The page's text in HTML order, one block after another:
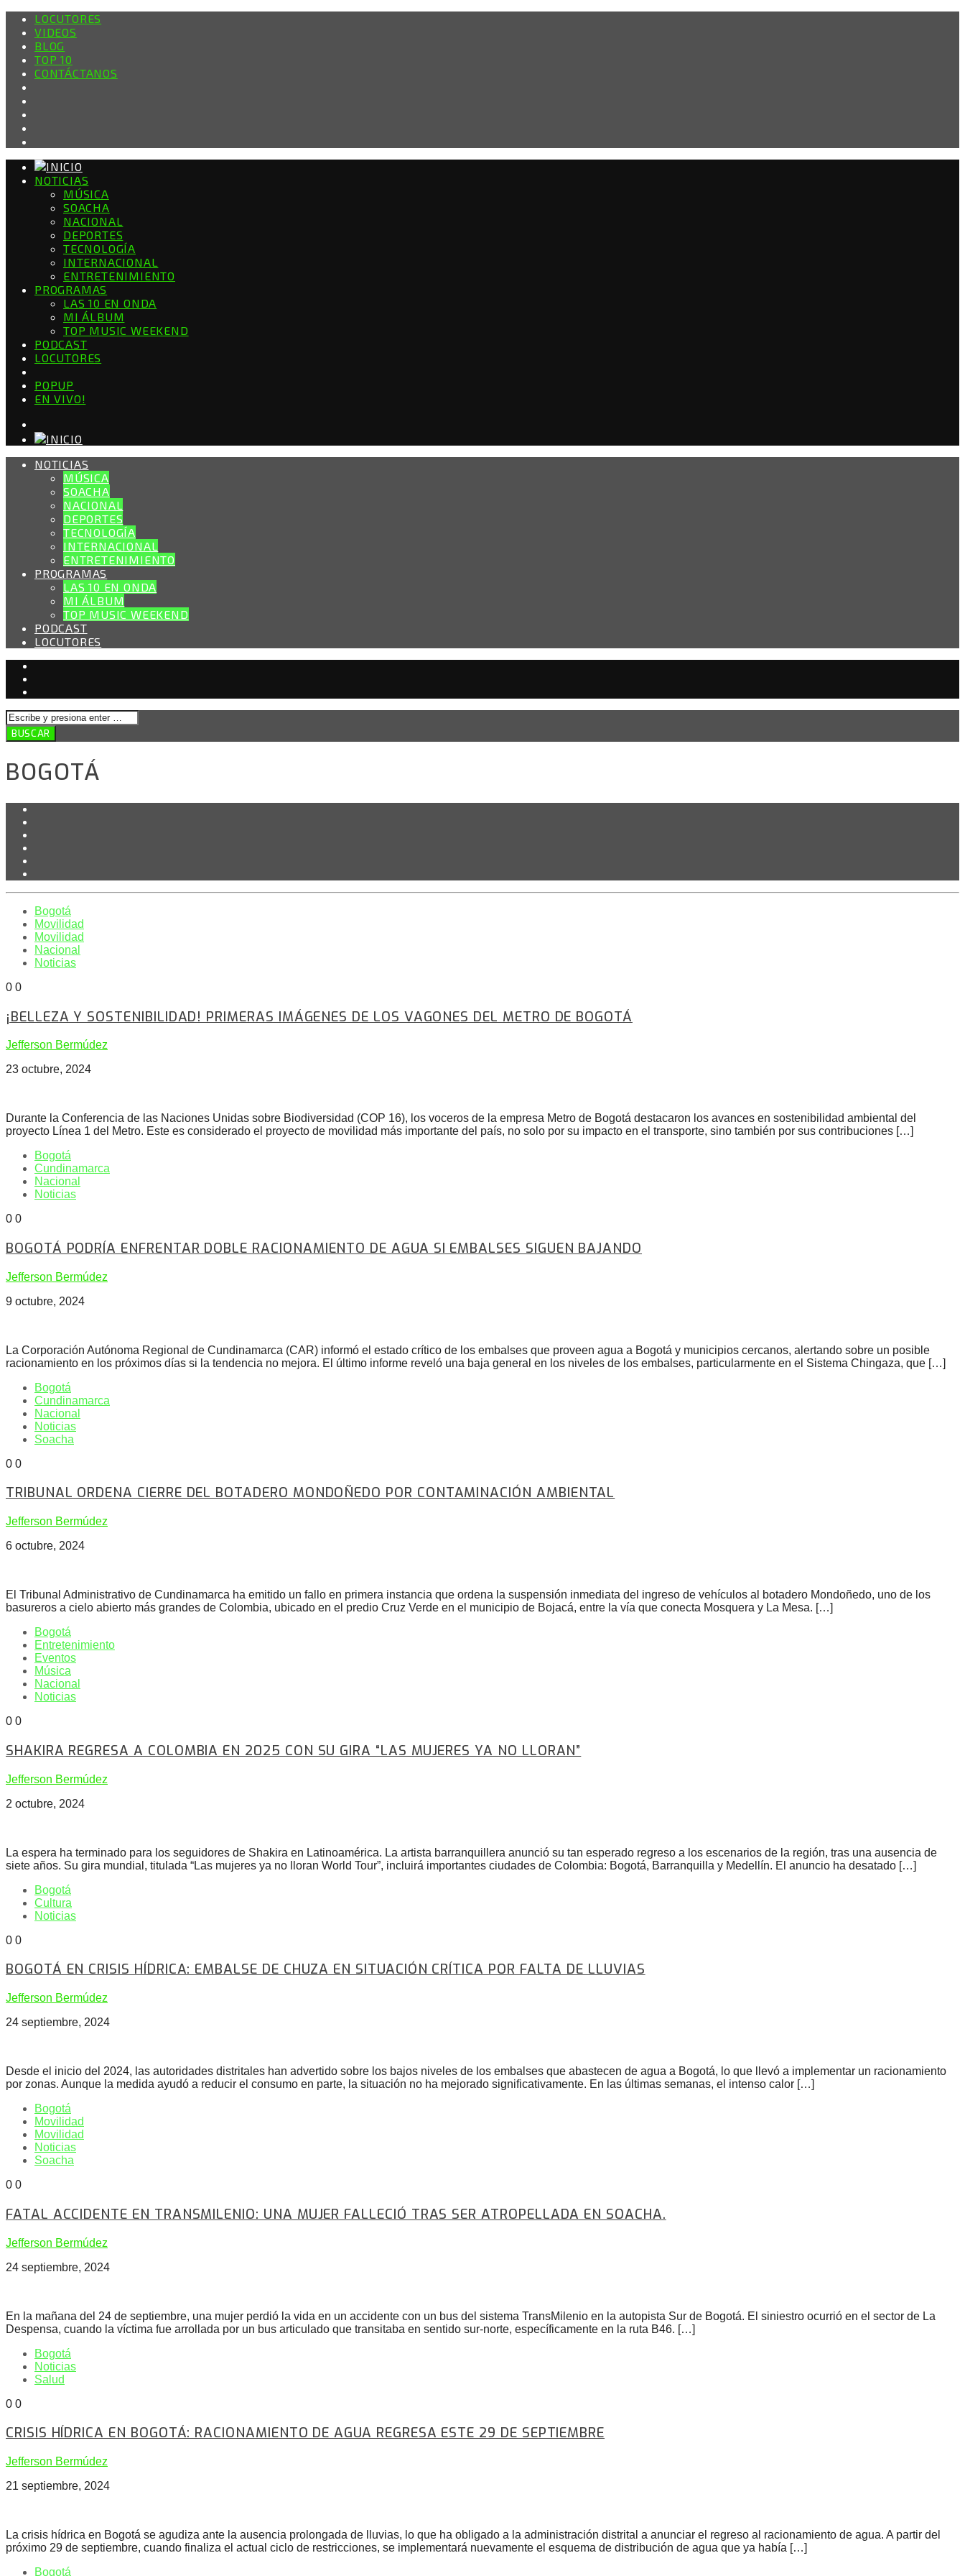
LOCUTORES
VIDEOS
BLOG
TOP 10
CONTÁCTANOS
NOTICIAS
MÚSICA
SOACHA
NACIONAL
DEPORTES
TECNOLOGÍA
INTERNACIONAL
ENTRETENIMIENTO
PROGRAMAS
LAS 10 EN ONDA
MI ÁLBUM
TOP MUSIC WEEKEND
PODCAST
LOCUTORES
POPUP
EN VIVO!
NOTICIAS
MÚSICA
SOACHA
NACIONAL
DEPORTES
TECNOLOGÍA
INTERNACIONAL
ENTRETENIMIENTO
PROGRAMAS
LAS 10 EN ONDA
MI ÁLBUM
TOP MUSIC WEEKEND
PODCAST
LOCUTORES
BOGOTÁ
Bogotá
Movilidad
Movilidad
Nacional
Noticias
0 0
¡BELLEZA Y SOSTENIBILIDAD! PRIMERAS IMÁGENES DE LOS VAGONES DEL METRO DE BOGOTÁ
Jefferson Bermúdez
23 octubre, 2024
Durante la Conferencia de las Naciones Unidas sobre Biodiversidad (COP 16), los voceros de la empresa Metro de Bogotá destacaron los avances en sostenibilidad ambiental del
proyecto Línea 1 del Metro. Este es considerado el proyecto de movilidad más importante del país, no solo por su impacto en el transporte, sino también por sus contribuciones […]
Bogotá
Cundinamarca
Nacional
Noticias
0 0
BOGOTÁ PODRÍA ENFRENTAR DOBLE RACIONAMIENTO DE AGUA SI EMBALSES SIGUEN BAJANDO
Jefferson Bermúdez
9 octubre, 2024
La Corporación Autónoma Regional de Cundinamarca (CAR) informó el estado crítico de los embalses que proveen agua a Bogotá y municipios cercanos, alertando sobre un posible
racionamiento en los próximos días si la tendencia no mejora. El último informe reveló una baja general en los niveles de los embalses, particularmente en el Sistema Chingaza, que […]
Bogotá
Cundinamarca
Nacional
Noticias
Soacha
0 0
TRIBUNAL ORDENA CIERRE DEL BOTADERO MONDOÑEDO POR CONTAMINACIÓN AMBIENTAL
Jefferson Bermúdez
6 octubre, 2024
El Tribunal Administrativo de Cundinamarca ha emitido un fallo en primera instancia que ordena la suspensión inmediata del ingreso de vehículos al botadero Mondoñedo, uno de los
basureros a cielo abierto más grandes de Colombia, ubicado en el predio Cruz Verde en el municipio de Bojacá, entre la vía que conecta Mosquera y La Mesa. […]
Bogotá
Entretenimiento
Eventos
Música
Nacional
Noticias
0 0
SHAKIRA REGRESA A COLOMBIA EN 2025 CON SU GIRA “LAS MUJERES YA NO LLORAN”
Jefferson Bermúdez
2 octubre, 2024
La espera ha terminado para los seguidores de Shakira en Latinoamérica. La artista barranquillera anunció su tan esperado regreso a los escenarios de la región, tras una ausencia de
siete años. Su gira mundial, titulada “Las mujeres ya no lloran World Tour”, incluirá importantes ciudades de Colombia: Bogotá, Barranquilla y Medellín. El anuncio ha desatado […]
Bogotá
Cultura
Noticias
0 0
BOGOTÁ EN CRISIS HÍDRICA: EMBALSE DE CHUZA EN SITUACIÓN CRÍTICA POR FALTA DE LLUVIAS
Jefferson Bermúdez
24 septiembre, 2024
Desde el inicio del 2024, las autoridades distritales han advertido sobre los bajos niveles de los embalses que abastecen de agua a Bogotá, lo que llevó a implementar un racionamiento
por zonas. Aunque la medida ayudó a reducir el consumo en parte, la situación no ha mejorado significativamente. En las últimas semanas, el intenso calor […]
Bogotá
Movilidad
Movilidad
Noticias
Soacha
0 0
FATAL ACCIDENTE EN TRANSMILENIO: UNA MUJER FALLECIÓ TRAS SER ATROPELLADA EN SOACHA.
Jefferson Bermúdez
24 septiembre, 2024
En la mañana del 24 de septiembre, una mujer perdió la vida en un accidente con un bus del sistema TransMilenio en la autopista Sur de Bogotá. El siniestro ocurrió en el sector de La
Despensa, cuando la víctima fue arrollada por un bus articulado que transitaba en sentido sur-norte, específicamente en la ruta B46. […]
Bogotá
Noticias
Salud
0 0
CRISIS HÍDRICA EN BOGOTÁ: RACIONAMIENTO DE AGUA REGRESA ESTE 29 DE SEPTIEMBRE
Jefferson Bermúdez
21 septiembre, 2024
La crisis hídrica en Bogotá se agudiza ante la ausencia prolongada de lluvias, lo que ha obligado a la administración distrital a anunciar el regreso al racionamiento de agua. A partir del
próximo 29 de septiembre, cuando finaliza el actual ciclo de restricciones, se implementará nuevamente el esquema de distribución de agua que ya había […]
Bogotá